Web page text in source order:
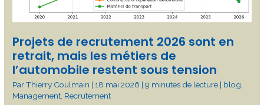
Projets de recrutement 2026 sont en
retrait, mais les métiers de
l’automobile restent sous tension
ParThierry Coulmain |18 mai 2026 |9 minutes de lecture | blog
Management Recrutement
métiers
de
l’automobile
restent
sous
tension